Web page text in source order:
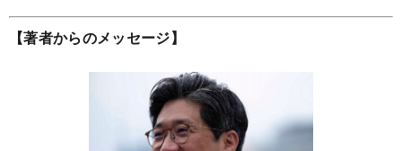
【著者からのメッセージ】